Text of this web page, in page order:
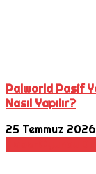
Palworld Pasif
Nasıl Yapılır?
25 Temmuz 2026